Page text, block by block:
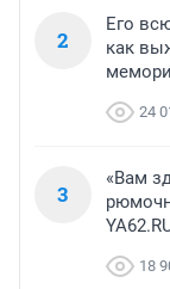
2
Его
как
24
3
«Вам
18